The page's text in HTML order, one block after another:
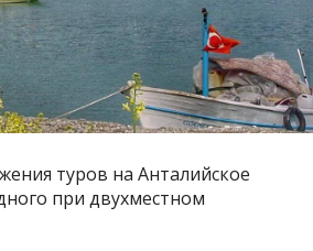
туров на Анталийское
при двухместном